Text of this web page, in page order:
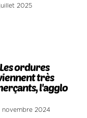
2025
Les ordures
très
l'agglo
novembre 2024